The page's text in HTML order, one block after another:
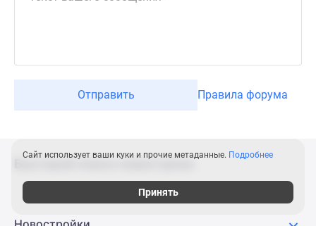
Отправить Правила форума
Быстрый поиск новостроек
Сайт использует ваши куки и прочие метаданные. Подробнее
Принять